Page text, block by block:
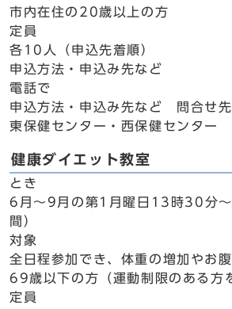
市内在住の20歳以上の方
定員
各10人（申込先着順）
申込方法・申込み先など
電話で
申込方法・申込み先など 問合せ先
東保健センター・西保健センター
健康ダイエット教室
とき
6月～9月の第1月曜日13時30分
間）
対象
全日程参加でき、体重の増加やお
69歳以下の方（運動制限のある方
定員